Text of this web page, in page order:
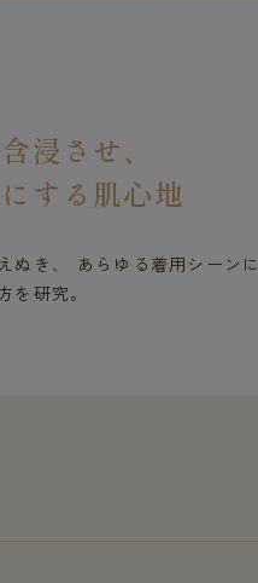
浸させ、
する肌心地
ぬき、 あらゆる着用シーンに
を研究。